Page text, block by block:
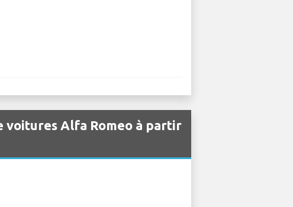
voitures Alfa Romeo à partir